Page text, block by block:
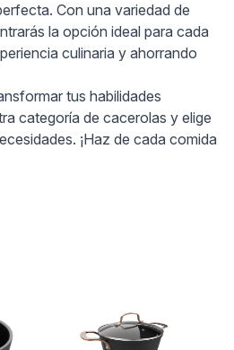
Con una variedad de
la opción ideal para cada
culinaria y ahorrando
tus habilidades
categoría de cacerolas y elige
¡Haz de cada comida